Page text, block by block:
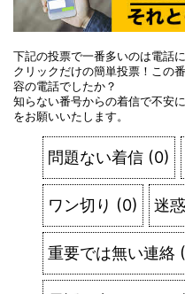
下記の投票で一番多いのは電話
クリックだけの簡単投票！この
容の電話でしたか？
知らない番号からの着信で不安
をお願いいたします。
問題ない着信 (0)
ワン切り (0) 迷
重要では無い連絡 (